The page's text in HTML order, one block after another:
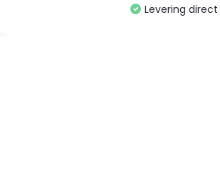
Levering